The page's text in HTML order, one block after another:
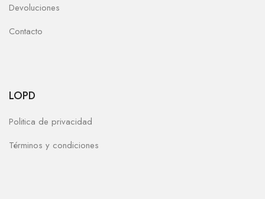
Devoluciones
Contacto
LOPD
Politica de privacidad
Términos y condiciones